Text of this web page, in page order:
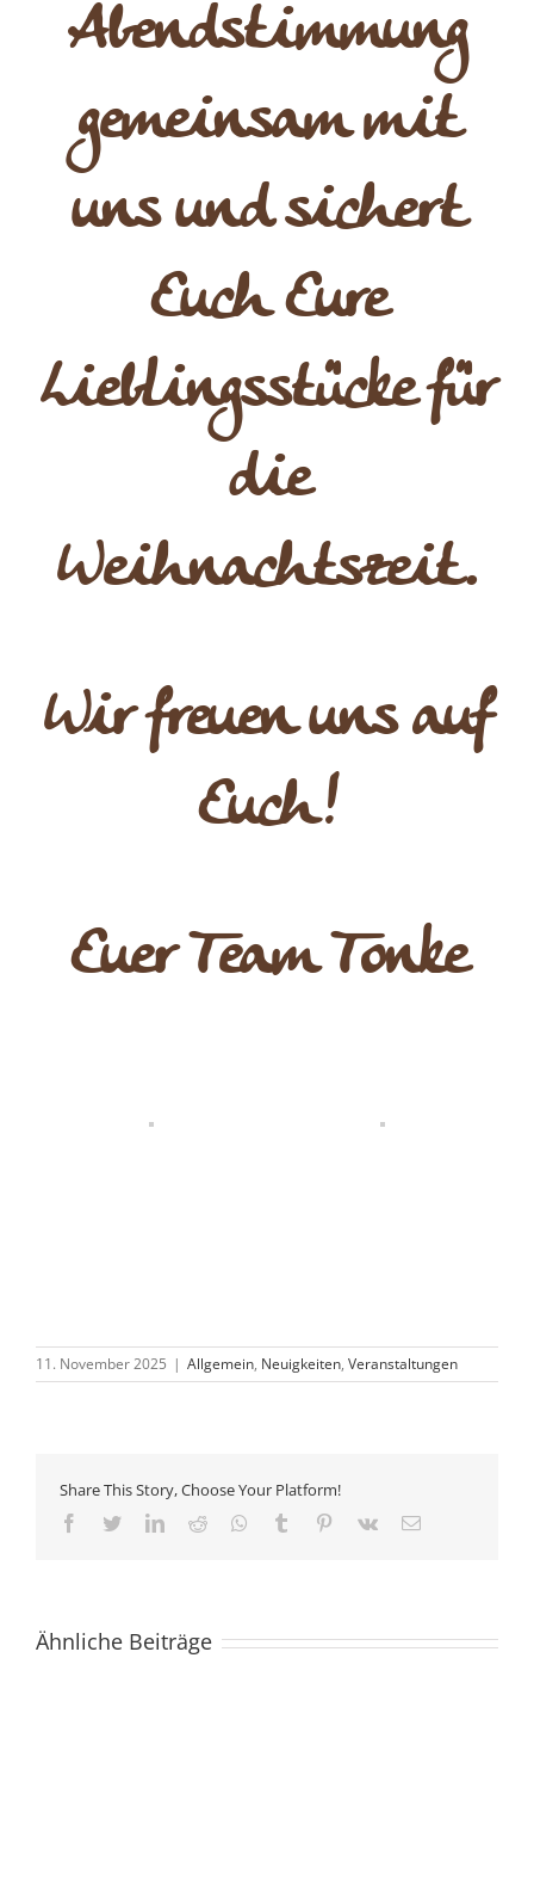
Abendstimmung
gemeinsam mit
uns und sichert
Euch Eure
Lieblingsstücke für
die
Weihnachtszeit.
Wir freuen uns auf
Euch!
Euer Team Tonke
11. November 2025 | Allgemein, Neuigkeiten, Veranstaltungen
Share This Story, Choose Your Platform!
Facebook
TwitterLinkedIn
Reddit Whatsapp
Tumblr Pinterest
Vk Email
Ähnliche Beiträge